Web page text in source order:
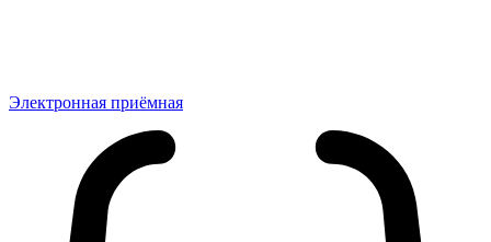
Электронная приёмная